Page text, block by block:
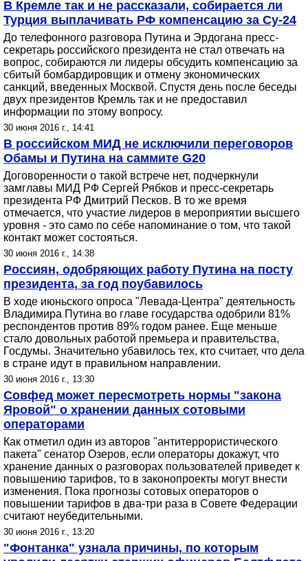
В Кремле так и не рассказали, собирается ли
Турция выплачивать РФ компенсацию за Су-24
До телефонного разговора Путина и Эрдогана пресс-
секретарь российского президента не стал отвечать на
вопрос, собираются ли лидеры обсудить компенсацию за
сбитый бомбардировщик и отмену экономических
санкций, введенных Москвой. Спустя день после беседы
двух президентов Кремль так и не предоставил
информации по этому вопросу.
30 июня 2016 г., 14:41
В российском МИД не исключили переговоров
Обамы и Путина на саммите G20
Договоренности о такой встрече нет, подчеркнули
замглавы МИД РФ Сергей Рябков и пресс-секретарь
президента РФ Дмитрий Песков. В то же время
отмечается, что участие лидеров в мероприятии высшего
уровня - это само по себе напоминание о том, что такой
контакт может состояться.
30 июня 2016 г., 14:38
Россиян, одобряющих работу Путина на посту
президента, за год поубавилось
В ходе июньского опроса "Левада-Центра" деятельность
Владимира Путина во главе государства одобрили 81%
респондентов против 89% годом ранее. Еще меньше
стало довольных работой премьера и правительства,
Госдумы. Значительно убавилось тех, кто считает, что дела
в стране идут в правильном направлении.
30 июня 2016 г., 13:30
Совфед может пересмотреть нормы "закона
Яровой" о хранении данных сотовыми
операторами
Как отметил один из авторов "антитеррористического
пакета" сенатор Озеров, если операторы докажут, что
хранение данных о разговорах пользователей приведет к
повышению тарифов, то в законопроекты могут внести
изменения. Пока прогнозы сотовых операторов о
повышении тарифов в два-три раза в Совете Федерации
считают неубедительными.
30 июня 2016 г., 13:20
"Фонтанка" узнала причины, по которым